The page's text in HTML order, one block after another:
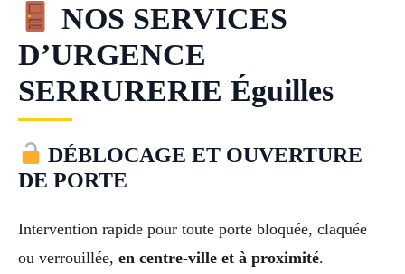
NOS SERVICES
D’URGENCE
SERRURERIE Éguilles
DÉBLOCAGE ET OUVERTURE
DE PORTE
Intervention rapide pour toute porte bloquée, claquée
ou verrouillée, en centre-ville et à proximité.